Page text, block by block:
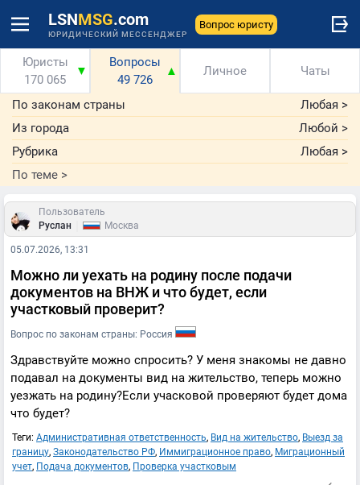
LSNMSG.com
ЮРИДИЧЕСКИЙ МЕССЕНДЖЕР
Вопрос юристу
Юристы
170 065
▼
Вопросы
49 726
▲ Личное Чаты
По законам страны Любая >
Из города
Любой >
Рубрика
Любая >
По теме >
Пользователь
Руслан
Москва
05.07.2026, 13:31
Можно ли уехать на родину после подачи
документов на ВНЖ и что будет, если
участковый проверит?
Вопрос по законам страны: Россия
Здравствуйте можно спросить? У меня знакомы не давно
подавал на документы вид на жительство, теперь можно
уезжать на родину?Если учасковой проверяют будет дома
что будет?
Теги: Административная ответственность, Вид на жительство, Выезд за
границу, Законодательство РФ, Иммиграционное право, Миграционный
учет, Подача документов, Проверка участковым